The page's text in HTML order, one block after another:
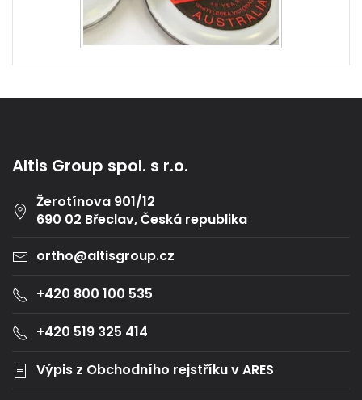
Altis Group spol. s r.o.
Žerotínova 901/12
690 02 Břeclav, Česká republika
ortho@altisgroup.cz
+420 800 100 535
+420 519 325 414
Výpis z Obchodního rejstříku v ARES